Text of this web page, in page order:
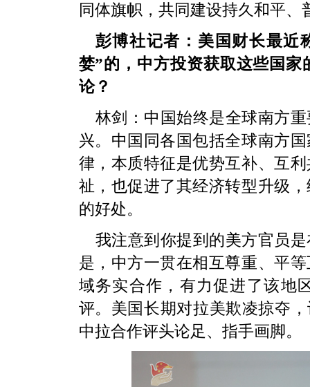
同体旗帜，共同建设持久和平、
彭博社记者：美国财长最近
婪”的，中方投资获取这些国
论？
林剑：中国始终是全球南方
兴。中国同各国包括全球南方
律，本质特征是优势互补、互
祉，也促进了其经济转型升级
的好处。
我注意到你提到的美方官员
是，中方一贯在相互尊重、平
域务实合作，有力促进了该地
评。美国长期对拉美欺凌掠夺
中拉合作评头论足、指手画脚。